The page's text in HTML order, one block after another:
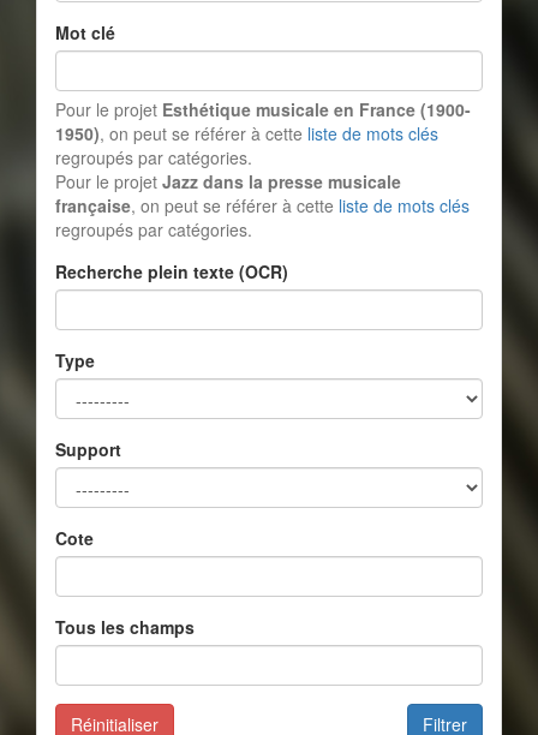
Mot clé
Pour le projet Esthétique musicale en France (1900-
1950), on peut se référer à cette liste de mots clés
regroupés par catégories.
Pour le projet Jazz dans la presse musicale
française, on peut se référer à cette liste de mots clés
regroupés par catégories.
Recherche plein texte (OCR)
Type
Support
Cote
Tous les champs
Filtrer
Réinitialiser